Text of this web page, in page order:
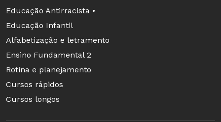
Educação Antirracista •
Educação Infantil
Alfabetização e letramento
Ensino Fundamental 2
Rotina e planejamento
Cursos rápidos
Cursos longos